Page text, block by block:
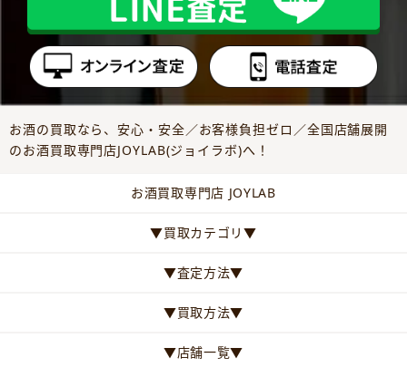
お酒の買取なら、安心・安全／お客様負担ゼロ／全国店舗展開
のお酒買取専門店JOYLAB(ジョイラボ)へ！
お酒買取専門店 JOYLAB
▼買取カテゴリ▼
▼査定方法▼
▼買取方法▼
▼店舗一覧▼